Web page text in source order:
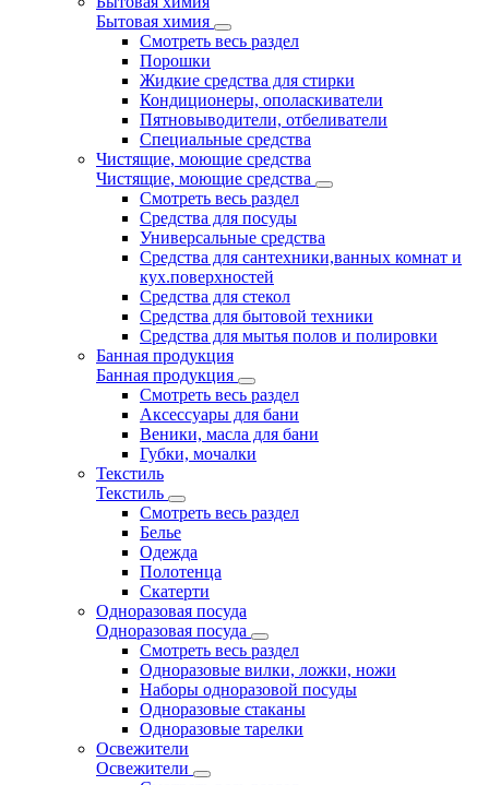
Бытовая химия
Смотреть весь раздел
Порошки
Жидкие средства для стирки
Кондиционеры, ополаскиватели
Пятновыводители, отбеливатели
Специальные средства
Чистящие, моющие средства
Чистящие, моющие средства
Смотреть весь раздел
Средства для посуды
Универсальные средства
Средства для сантехники,ванных комнат и
кух.поверхностей
Средства для стекол
Средства для бытовой техники
Средства для мытья полов и полировки
Банная продукция
Банная продукция
Смотреть весь раздел
Аксессуары для бани
Веники, масла для бани
Губки, мочалки
Текстиль
Текстиль
Смотреть весь раздел
Белье
Одежда
Полотенца
Скатерти
Одноразовая посуда
Одноразовая посуда
Смотреть весь раздел
Одноразовые вилки, ложки, ножи
Наборы одноразовой посуды
Одноразовые стаканы
Одноразовые тарелки
Освежители
Освежители